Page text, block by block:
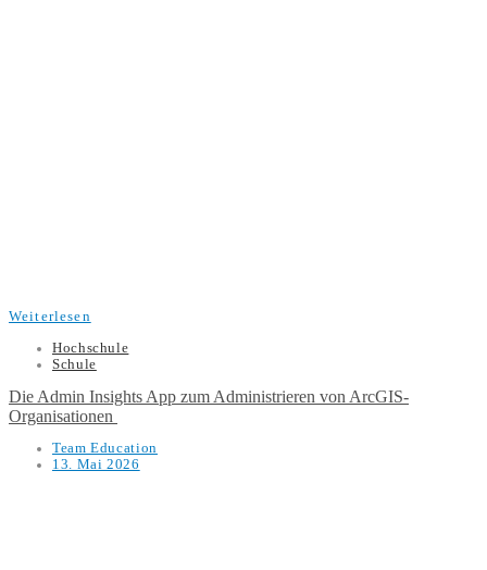
Weiterlesen
Hochschule
Schule
Die Admin Insights App zum Administrieren von ArcGIS-
Organisationen
Team Education
13. Mai 2026